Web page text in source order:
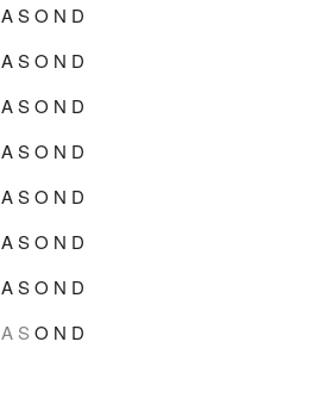
ASO N D
ASO N D
ASO N D
ASO N D
ASO N D
ASO N D
ASO N D
A S O N D